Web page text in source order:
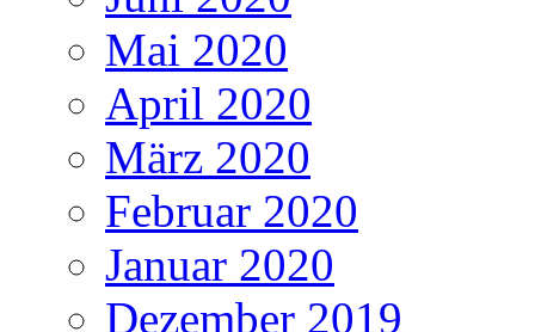
Mai 2020
April 2020
März 2020
Februar 2020
Januar 2020
Dezember 2019